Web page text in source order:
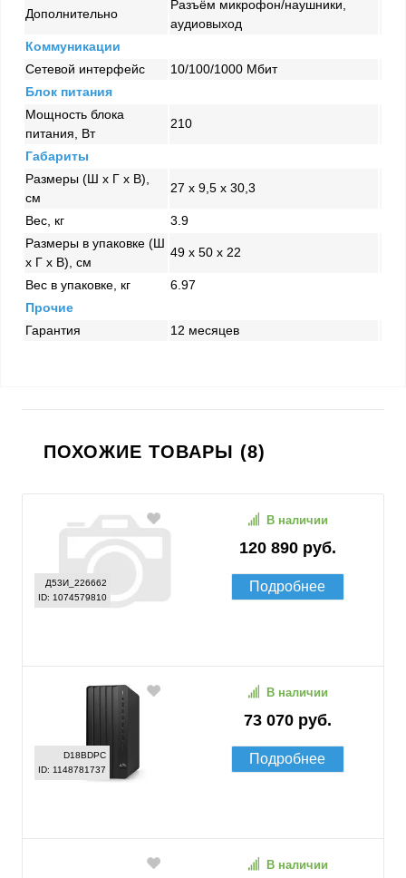
Дополнительно
Разъём микрофон/наушники,
аудиовыход
Коммуникации
Сетевой интерфейс
10/100/1000 Mбит
Блок питания
Мощность блока
питания, Вт
210
Габариты
Размеры (Ш x Г x В),
см
27 x 9,5 x 30,3
Вес, кг
3.9
Размеры в упаковке (Ш
x Г x В), см
49 x 50 x 22
Вес в упаковке, кг
6.97
Прочие
Гарантия
12 месяцев
ПОХОЖИЕ ТОВАРЫ (8)
Д53И_226662
ID: 1074579810
120 890 руб.
В наличии
Подробнее
D18BDPC
ID: 1148781737
73 070 руб.
В наличии
Подробнее
В наличии